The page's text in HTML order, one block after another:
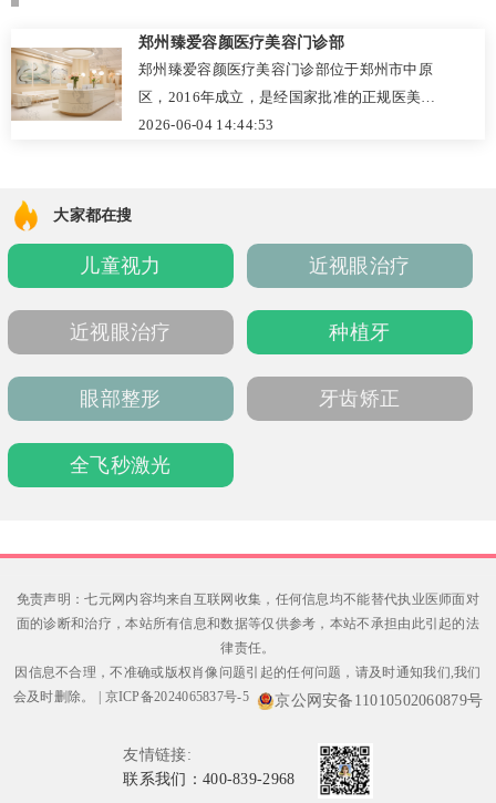
郑州臻爱容颜医疗美容门诊部
郑州臻爱容颜医疗美容门诊部位于郑州市中原
区，2016年成立，是经国家批准的正规医美机
构。医院以“安全、舒适、个性化”为核心理
赖。提供电话与官网预约，建议术前一对一当
面咨询，确保方案量身定制。
2026-06-04 14:44:53
大家都在搜
儿童视力 近视眼治疗
近视眼治疗 种植牙
眼部整形 牙齿矫正
全飞秒激光
免责声明：七元网内容均来自互联网收集，任何信息均不能替代执业医师面对
面的诊断和治疗，本站所有信息和数据等仅供参考，本站不承担由此引起的法
律责任。
因信息不合理，不准确或版权肖像问题引起的任何问题，请及时通知我们,我们
会及时删除。
京ICP备2024065837号-5 京公网安备11010502060879号
友情链接:
联系我们：400-839-2968